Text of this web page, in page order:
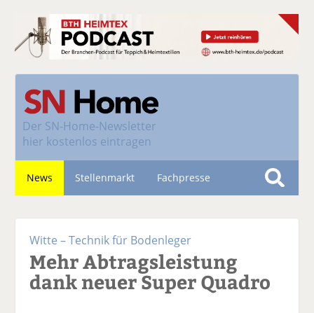
Der SN-Home-Newsletter
hier kostenlos eintragen
News Stellenmarkt Fachpresse
S
Witte – Technik für Bodenleger
Mehr Abtragsleistung
dank neuer Super Quadro